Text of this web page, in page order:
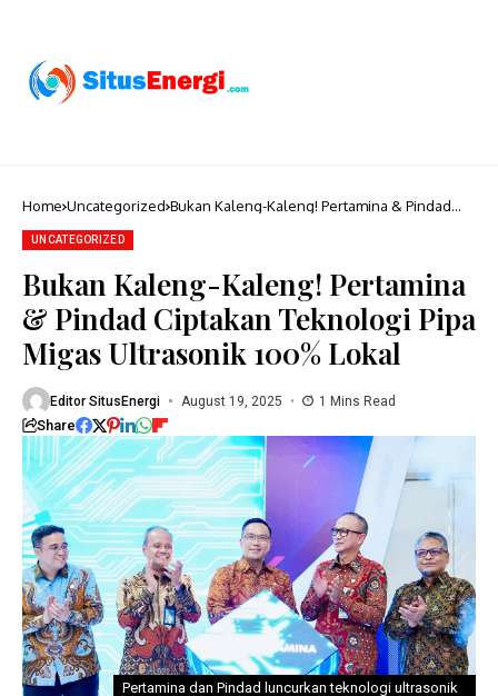
Home Uncategorized Bukan Kaleng-Kaleng! Pertamina & Pindad
UNCATEGORIZED
Bukan Kaleng-Kaleng! Pertamina
& Pindad Ciptakan Teknologi Pipa
Migas Ultrasonik 100% Lokal
Editor SitusEnergi August 19, 2025 1 Mins Read
Share
Pertamina dan Pindad luncurkan teknologi ultrasonik